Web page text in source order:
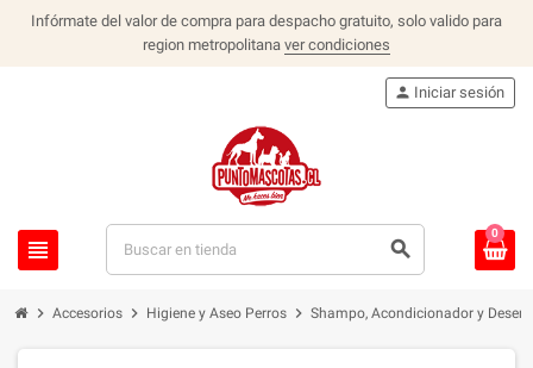
Infórmate del valor de compra para despacho gratuito, solo valido para
region metropolitana ver condiciones
view_headline search
person Iniciar sesión
0
chevron_right Accesorios chevron_right Higiene y Aseo Perros chevron_right Shampo, Acondicionador y